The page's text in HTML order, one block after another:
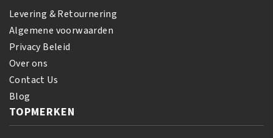
Levering & Retournering
Algemene voorwaarden
Privacy Beleid
Over ons
Contact Us
Blog
TOPMERKEN